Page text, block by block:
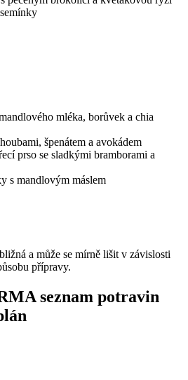
mléka, borůvek a chia
špenátem a avokádem
prso se sladkými bramborami a
s mandlovým máslem
a může se mírně lišit v závislosti
přípravy.
seznam potravin